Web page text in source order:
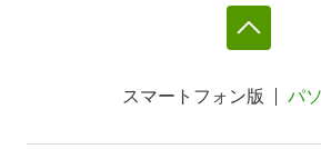
スマートフォン版 パ